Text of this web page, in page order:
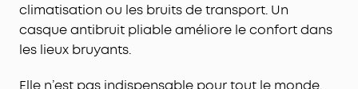
climatisation ou les bruits de transport. Un
casque antibruit pliable améliore le confort dans
les lieux bruyants.
Elle n’est pas indispensable pour tout le monde.